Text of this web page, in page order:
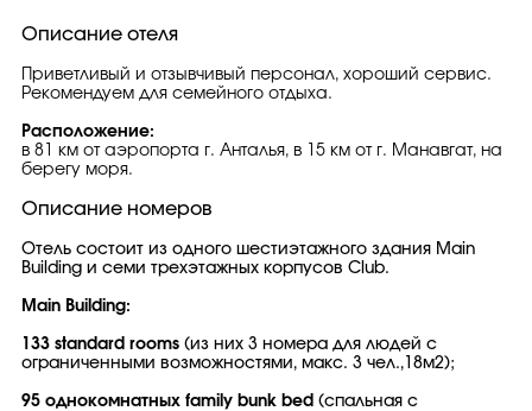
Описание отеля
Приветливый и отзывчивый персонал, хороший сервис.
Рекомендуем для семейного отдыха.
Расположение:
в 81 км от аэропорта г. Анталья, в 15 км от г. Манавгат, на
берегу моря.
Описание номеров
Отель состоит из одного шестиэтажного здания Main
Building и семи трехэтажных корпусов Club.
Main Building:
133 standard rooms (из них 3 номера для людей с
ограниченными возможностями, макс. 3 чел.,18м2);
95 однокомнатных family bunk bed (спальная с